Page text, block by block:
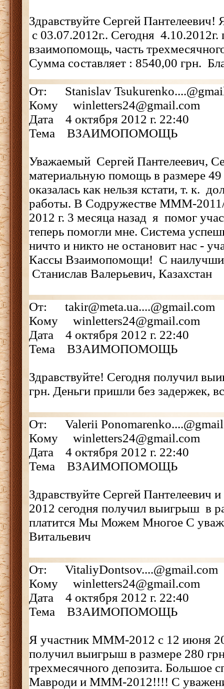
Здравствуйте Сергей Пантелеевич!
c 03.07.2012г.. Сегодня 4.10.2012г.
взаимопомощь, часть
Сумма составляет : 8540,00 грн.
От: Stanislav
Кому winletters24@gmail.com
Дата 4 октября 2012 г. 22:40
Тема ВЗАИМОПОМОЩЬ
Уважаемый Сергей Пантелеевич,
материальную помощь в размере
оказалась как нельзя кстати, т. к.
работы. В Содружестве МММ-2011/
2012 г. 3 месяца назад я помог
теперь помогли мне. Система
ничто и никто не остановит нас -
Кассы Взаимопомощи! С
Станислав Валерьевич, Казахстан
От: takir@meta.ua....@gmail.com
Кому winletters24@gmail.com
Дата 4 октября 2012 г. 22:40
Тема ВЗАИМОПОМОЩЬ
Здравствуйте! Сегодня получил
грн. Деньги пришли без задержек,
От: Valerii
Кому winletters24@gmail.com
Дата 4 октября 2012 г. 22:40
Тема ВЗАИМОПОМОЩЬ
Здравствуйте Сергей
2012 сегодня получил выигрыш в
платится Мы Можем Многое С
Витальевич
От: VitaliyDontsov....@gmail.com
Кому winletters24@gmail.com
Дата 4 октября 2012 г. 22:40
Тема ВЗАИМОПОМОЩЬ
Я участник МММ-2012 с 12 июня
получил выигрыш в размере 280
трехмесячного депозита. Большое
Мавроди и МММ-2012!!!! С